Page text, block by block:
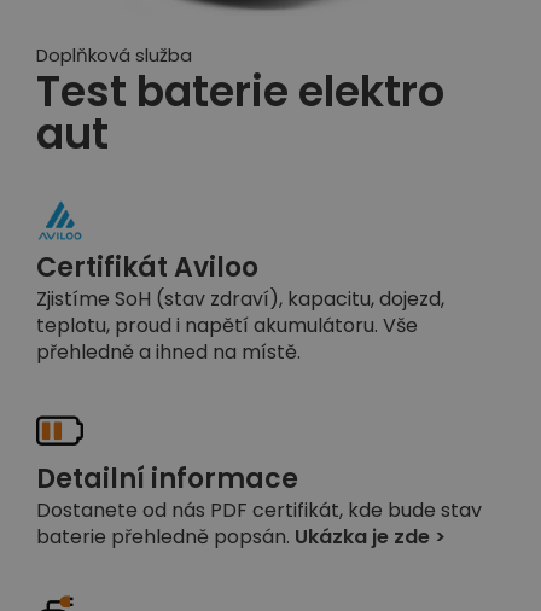
Doplňková služba
Test baterie elektro
aut
Certifikát Aviloo
Zjistíme SoH (stav zdraví), kapacitu, dojezd,
teplotu, proud i napětí akumulátoru. Vše
přehledně a ihned na místě.
Detailní informace
Dostanete od nás PDF certifikát, kde bude stav
baterie přehledně popsán. Ukázka je zde >